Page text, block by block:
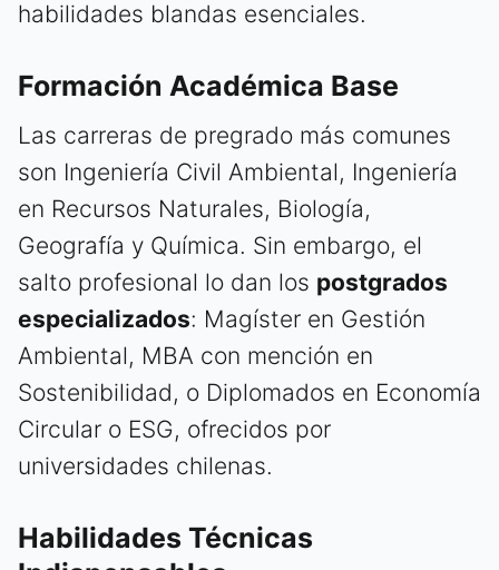
habilidades blandas esenciales.
Formación Académica Base
Las carreras de pregrado más comunes
son Ingeniería Civil Ambiental, Ingeniería
en Recursos Naturales, Biología,
Geografía y Química. Sin embargo, el
salto profesional lo dan los postgrados
especializados: Magíster en Gestión
Ambiental, MBA con mención en
Sostenibilidad, o Diplomados en Economía
Circular o ESG, ofrecidos por
universidades chilenas.
Habilidades Técnicas